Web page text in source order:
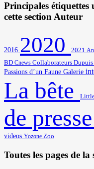
Principales étiquettes
cette section Auteur
2016 2020 2021
BD Cnews Collaborateurs Dupuis
Passions d’un Faune Galerie
La bête
de presse
videos Yozone Zoo
Toutes les pages de